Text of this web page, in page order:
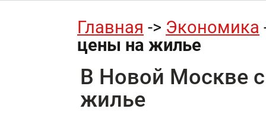
Главная -> Экономика
цены на жилье
В Новой Москве
жилье